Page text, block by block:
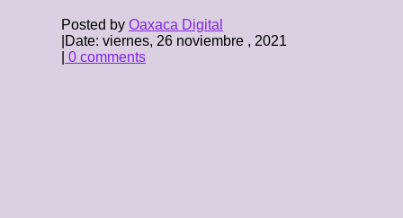
Posted by Oaxaca Digital
Date: viernes, 26 noviembre , 2021
0 comments